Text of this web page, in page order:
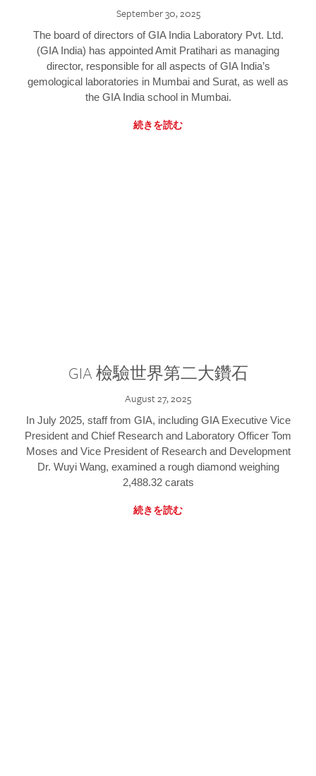
September 30, 2025
The board of directors of GIA India Laboratory Pvt. Ltd.
(GIA India) has appointed Amit Pratihari as managing
director, responsible for all aspects of GIA India’s
gemological laboratories in Mumbai and Surat, as well as
the GIA India school in Mumbai.
続きを読む
GIA 檢驗世界第二大鑽石
August 27, 2025
In July 2025, staff from GIA, including GIA Executive Vice
President and Chief Research and Laboratory Officer Tom
Moses and Vice President of Research and Development
Dr. Wuyi Wang, examined a rough diamond weighing
2,488.32 carats
続きを読む